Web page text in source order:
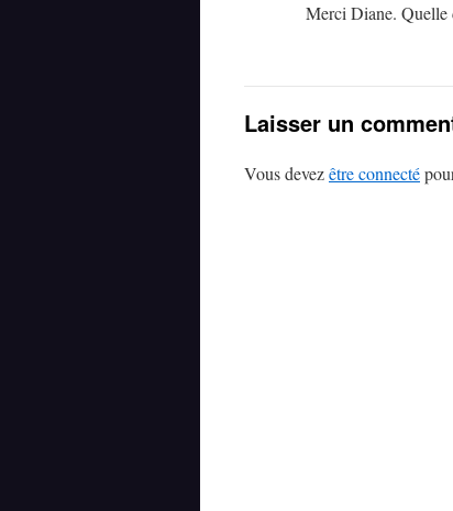
Merci Diane. Quelle
Laisser un
Vous devezêtre connecté